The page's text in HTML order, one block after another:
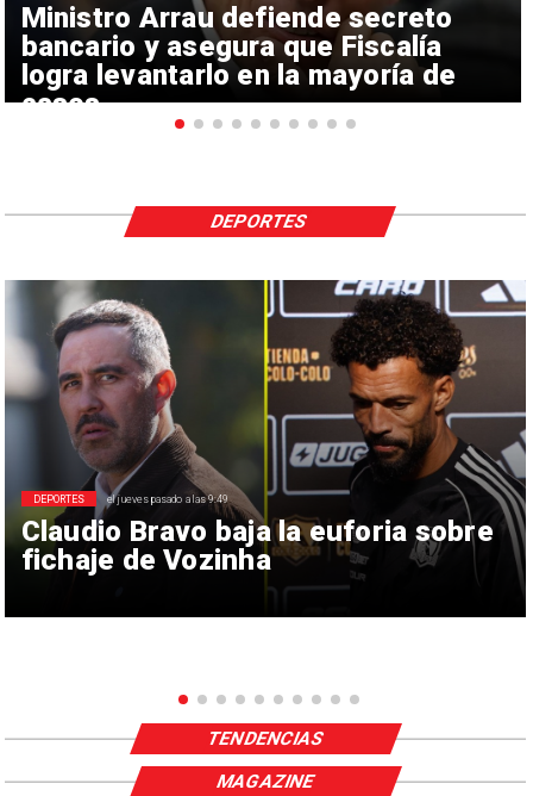
Ministro Arrau defiende secreto
bancario y asegura que Fiscalía
logra levantarlo en la mayoría de
casos
Claudio Bravo baja la euforia sobre
fichaje de Vozinha
DEPORTES el jueves pasado a las 9:49
DEPORTES
TENDENCIAS
MAGAZINE